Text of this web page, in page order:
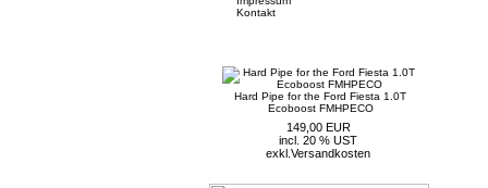
Kontakt
Hard Pipe for the Ford Fiesta 1.0T
Ecoboost FMHPECO
149,00 EUR
incl. 20 % UST
exkl. Versandkosten